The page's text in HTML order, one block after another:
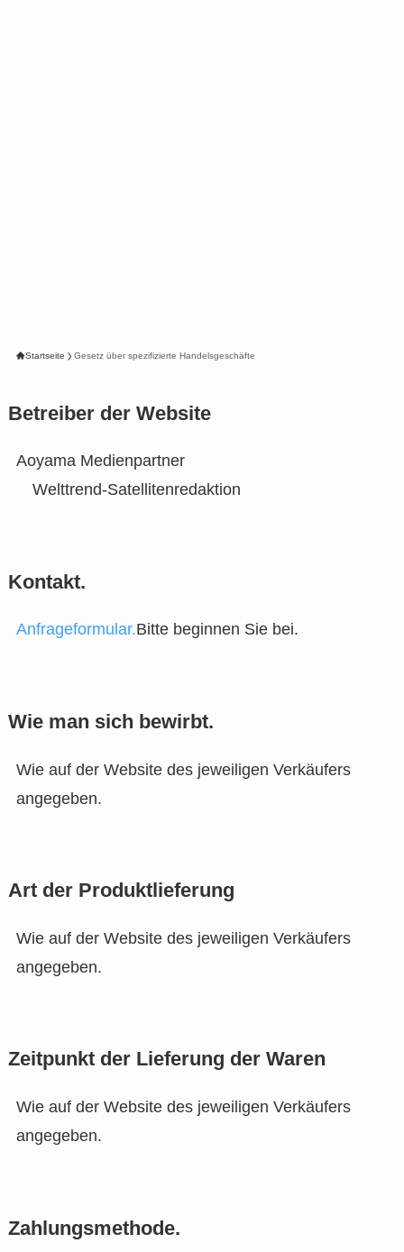
Startseite Gesetz über spezifizierte Handelsgeschäfte
Betreiber der Website
Aoyama Medienpartner
Welttrend-Satellitenredaktion
Kontakt.
Anfrageformular.Bitte beginnen Sie bei.
Wie man sich bewirbt.
Wie auf der Website des jeweiligen Verkäufers
angegeben.
Art der Produktlieferung
Wie auf der Website des jeweiligen Verkäufers
angegeben.
Zeitpunkt der Lieferung der Waren
Wie auf der Website des jeweiligen Verkäufers
angegeben.
Zahlungsmethode.